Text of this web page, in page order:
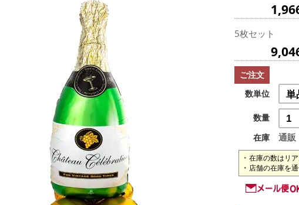
5枚セット
ご注文
数単位
数量
在庫
通販
在庫の数はリ
店舗の在庫を